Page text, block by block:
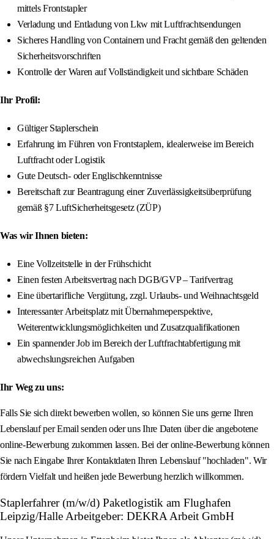
mittels Frontstapler
Verladung und Entladung von Lkw mit Luftfrachtsendungen
Sicheres Handling von Containern und Fracht gemäß den geltenden
Sicherheitsvorschriften
Kontrolle der Waren auf Vollständigkeit und sichtbare Schäden
Ihr Profil:
Gültiger Staplerschein
Erfahrung im Führen von Frontstaplern, idealerweise im Bereich
Luftfracht oder Logistik
Gute Deutsch- oder Englischkenntnisse
Bereitschaft zur Beantragung einer Zuverlässigkeitsüberprüfung
gemäß §7 LuftSicherheitsgesetz (ZÜP)
Was wir Ihnen bieten:
Eine Vollzeitstelle in der Frühschicht
Einen festen Arbeitsvertrag nach DGB/GVP – Tarifvertrag
Eine übertarifliche Vergütung, zzgl. Urlaubs- und Weihnachtsgeld
Interessanter Arbeitsplatz mit Übernahmeperspektive,
Weiterentwicklungsmöglichkeiten und Zusatzqualifikationen
Ein spannender Job im Bereich der Luftfrachtabfertigung mit
abwechslungsreichen Aufgaben
Ihr Weg zu uns:
Falls Sie sich direkt bewerben wollen, so können Sie uns gerne Ihren
Lebenslauf per Email senden oder uns Ihre Daten über die angebotene
online-Bewerbung zukommen lassen. Bei der online-Bewerbung können
Sie nach Eingabe Ihrer Kontaktdaten Ihren Lebenslauf "hochladen". Wir
fördern Vielfalt und heißen jede Bewerbung herzlich willkommen.
Staplerfahrer (m/w/d) Paketlogistik am Flughafen
Leipzig/Halle Arbeitgeber: DEKRA Arbeit GmbH